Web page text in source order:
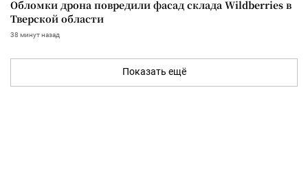
Обломки дрона повредили фасад склада Wildberries в
Тверской области
38 минут назад
Показать ещё